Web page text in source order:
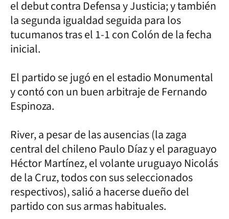
el debut contra Defensa y Justicia; y también
la segunda igualdad seguida para los
tucumanos tras el 1-1 con Colón de la fecha
inicial.
El partido se jugó en el estadio Monumental
y contó con un buen arbitraje de Fernando
Espinoza.
River, a pesar de las ausencias (la zaga
central del chileno Paulo Díaz y el paraguayo
Héctor Martínez, el volante uruguayo Nicolás
de la Cruz, todos con sus seleccionados
respectivos), salió a hacerse dueño del
partido con sus armas habituales.